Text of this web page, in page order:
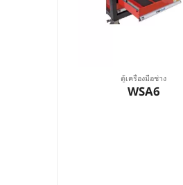
ตู้เครื่องมือช่าง
WSA6